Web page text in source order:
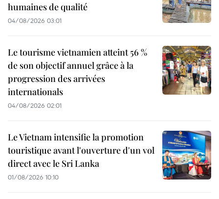
humaines de qualité
04/08/2026 03:01
Le tourisme vietnamien atteint 56 %
de son objectif annuel grâce à la
progression des arrivées
internationals
04/08/2026 02:01
Le Vietnam intensifie la promotion
touristique avant l'ouverture d'un vol
direct avec le Sri Lanka
01/08/2026 10:10